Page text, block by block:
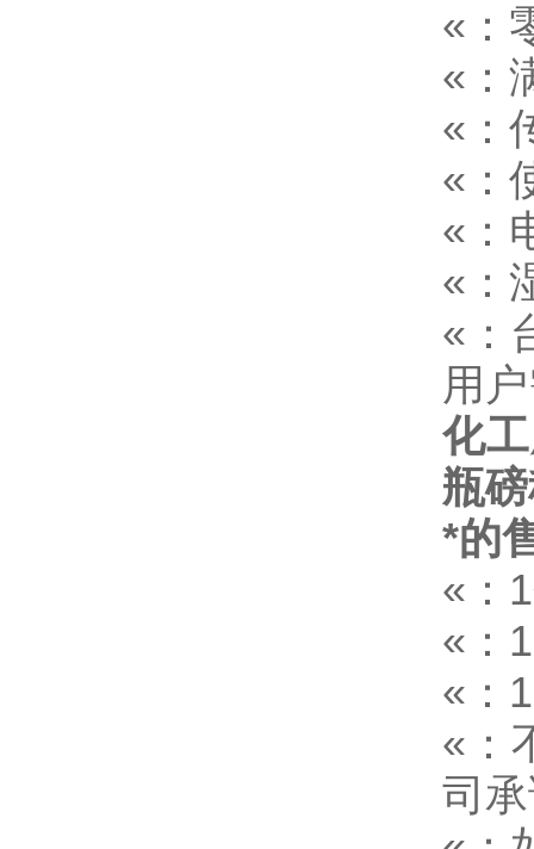
«：
«：
«：
«：
«：
«：
«：
用
化
瓶
*的
«：
«：
«：
«：
司